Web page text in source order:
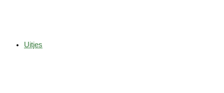
Uitjes